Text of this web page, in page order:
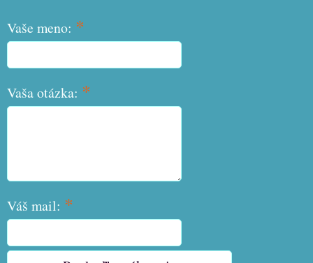
Vaše meno: *
Vaša otázka: *
Váš mail: *